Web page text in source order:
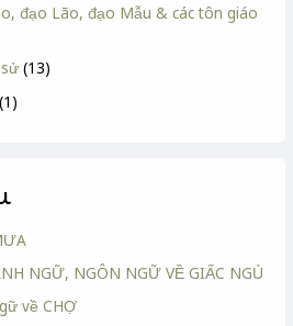
đạo Lão, đạo Mẫu & các tôn giáo
(13)
(1)
NGỮ, NGÔN NGỮ VỀ GIẤC NGỦ
về CHỢ